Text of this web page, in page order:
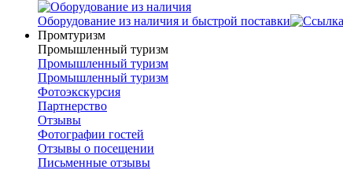
Оборудование из наличия и быстрой поставки
Промтуризм
Промышленный туризм
Промышленный туризм
Промышленный туризм
Фотоэкскурсия
Партнерство
Отзывы
Фотографии гостей
Отзывы о посещении
Письменные отзывы